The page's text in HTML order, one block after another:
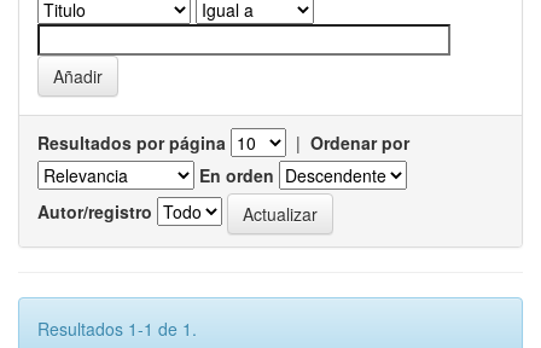
Resultados por página | Ordenar por
En orden
Autor/registro
Resultados 1-1 de 1.